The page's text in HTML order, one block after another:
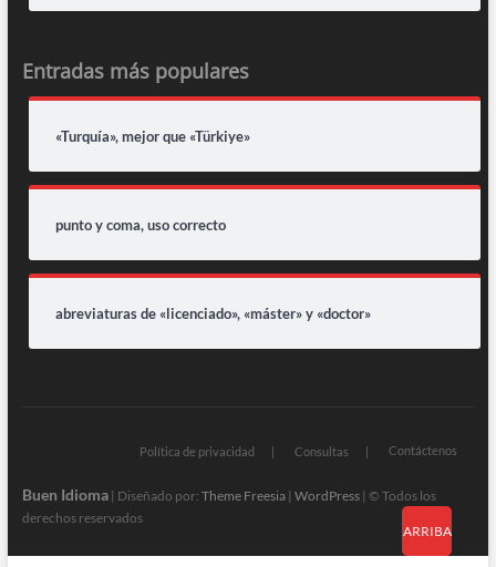
Entradas más populares
«Turquía», mejor que «Türkiye»
punto y coma, uso correcto
abreviaturas de «licenciado», «máster» y «doctor»
Política de privacidad Consultas Contáctenos
Buen Idioma| Diseñado por: Theme Freesia| WordPress| © Todos los
derechos reservados
ARRIBA